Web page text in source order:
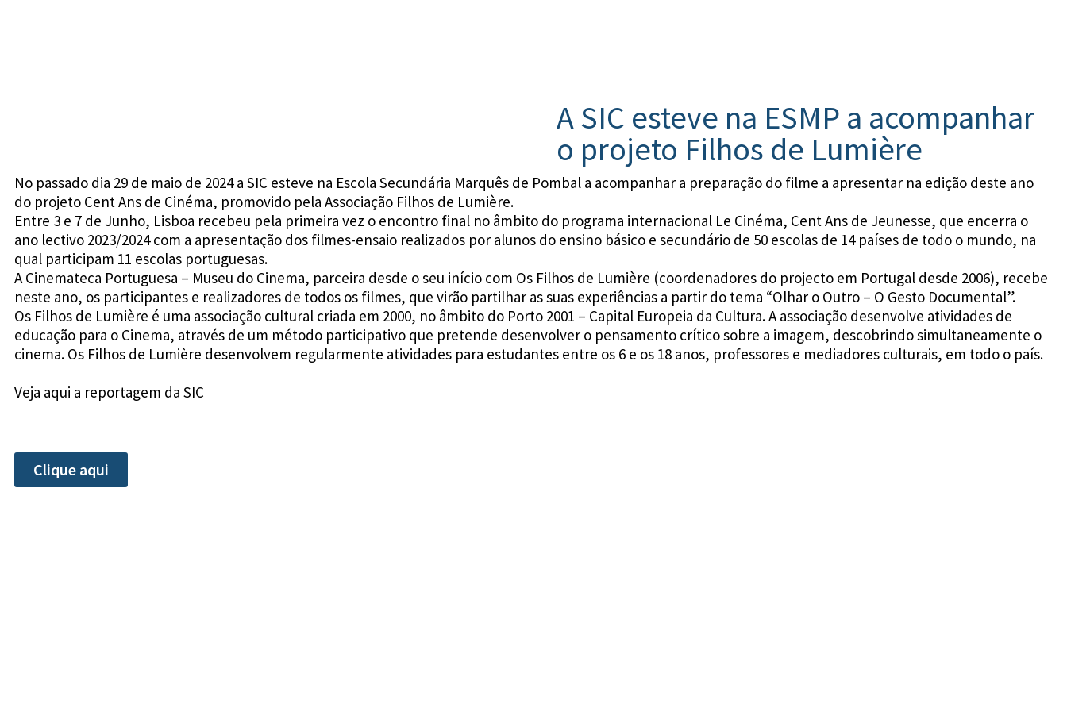
A SIC esteve na ESMP a acompanhar
o projeto Filhos de Lumière
No passado dia 29 de maio de 2024 a SIC esteve na Escola Secundária Marquês de Pombal a acompanhar a preparação do filme a apresentar na edição deste ano
do projeto Cent Ans de Cinéma, promovido pela Associação Filhos de Lumière.
Entre 3 e 7 de Junho, Lisboa recebeu pela primeira vez o encontro final no âmbito do programa internacional Le Cinéma, Cent Ans de Jeunesse, que encerra o
ano lectivo 2023/2024 com a apresentação dos filmes-ensaio realizados por alunos do ensino básico e secundário de 50 escolas de 14 países de todo o mundo, na
qual participam 11 escolas portuguesas.
A Cinemateca Portuguesa – Museu do Cinema, parceira desde o seu início com Os Filhos de Lumière (coordenadores do projecto em Portugal desde 2006), recebe
neste ano, os participantes e realizadores de todos os filmes, que virão partilhar as suas experiências a partir do tema “Olhar o Outro – O Gesto Documental”.
Os Filhos de Lumière é uma associação cultural criada em 2000, no âmbito do Porto 2001 – Capital Europeia da Cultura. A associação desenvolve atividades de
educação para o Cinema, através de um método participativo que pretende desenvolver o pensamento crítico sobre a imagem, descobrindo simultaneamente o
cinema. Os Filhos de Lumière desenvolvem regularmente atividades para estudantes entre os 6 e os 18 anos, professores e mediadores culturais, em todo o país.
Veja aqui a reportagem da SIC
Clique aqui